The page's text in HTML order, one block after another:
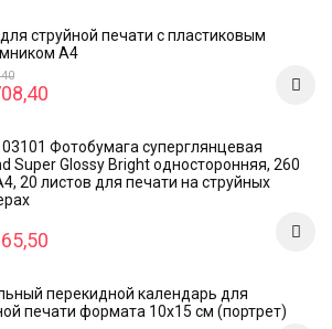
струйной печати с пластиковым
А4
Фотобумага суперглянцевая
Super Glossy Bright односторонняя, 260
20 листов для печати на струйных
перекидной календарь для
печати формата 10x15 см (портрет)